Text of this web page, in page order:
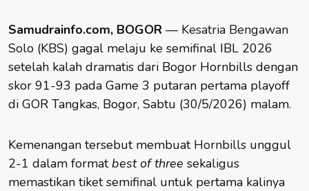
Samudrainfo.com, BOGOR — Kesatria Bengawan
Solo (KBS) gagal melaju ke semifinal IBL 2026
setelah kalah dramatis dari Bogor Hornbills dengan
skor 91-93 pada Game 3 putaran pertama playoff
di GOR Tangkas, Bogor, Sabtu (30/5/2026) malam.
Kemenangan tersebut membuat Hornbills unggul
2-1 dalam formatbest of three sekaligus
memastikan tiket semifinal untuk pertama kalinya